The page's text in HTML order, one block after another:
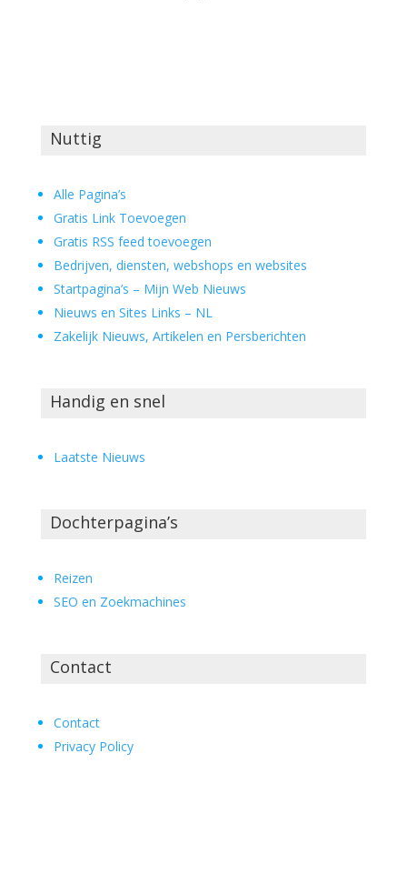
Nuttig
Alle Pagina’s
Gratis Link Toevoegen
Gratis RSS feed toevoegen
Bedrijven, diensten, webshops en websites
Startpagina’s – Mijn Web Nieuws
Nieuws en Sites Links – NL
Zakelijk Nieuws, Artikelen en Persberichten
Handig en snel
Laatste Nieuws
Dochterpagina’s
Reizen
SEO en Zoekmachines
Contact
Contact
Privacy Policy